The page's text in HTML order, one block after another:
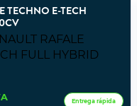
TECHNO E-TECH
Entrega rápida